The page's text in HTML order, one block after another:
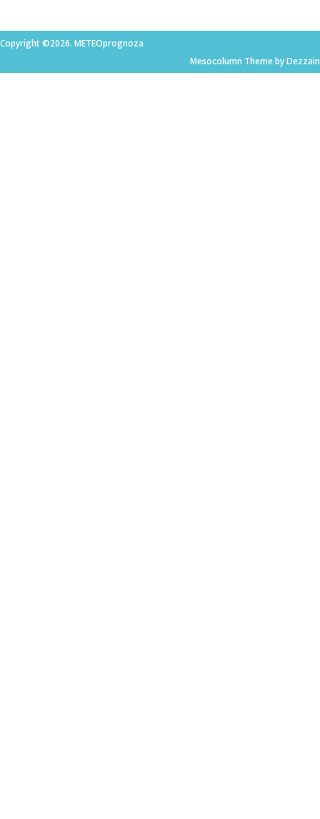
Copyright ©2026. METEOprognoza
Mesocolumn Theme by Dezzain